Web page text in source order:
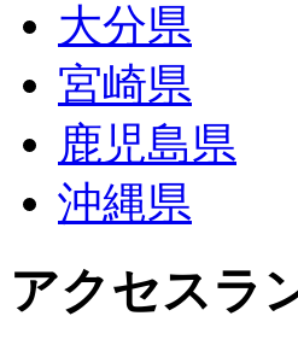
大分県
宮崎県
鹿児島県
沖縄県
アクセスラ